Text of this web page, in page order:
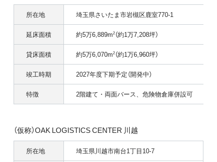
所在地 埼玉県さいたま市岩槻区鹿室770-1
延床面積 約5万6,889m2（約1万7,208坪）
貸床面積 約5万6,070m2（約1万6,960坪）
竣工時期 2027年度下期予定（開発中）
特徴 2階建て・両面バース、危険物倉庫併設可
（仮称）OAK LOGISTICS CENTER 川越
所在地 埼⽟県川越市南台1丁⽬10-7